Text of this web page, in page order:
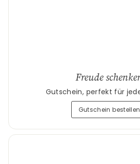
Freude
Gutschein, perfekt für
Gutschein bestellen